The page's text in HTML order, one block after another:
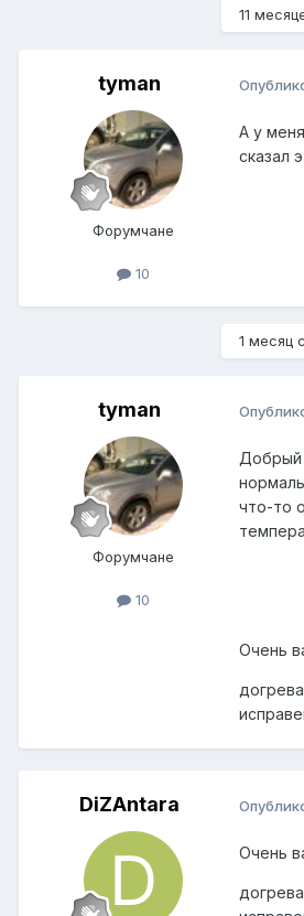
11
tyman
Форумчане
10
А у
сказал
1 месяц
tyman
Форумчане
10
Добрый
что-то
Очень
DiZAntara
Очень